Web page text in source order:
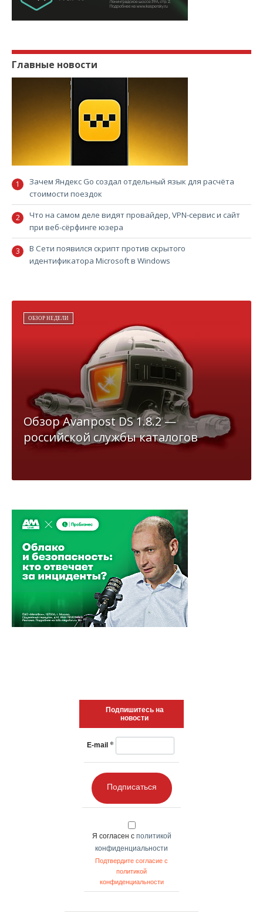
Главные новости
Зачем Яндекс Go создал отдельный язык для расчёта
стоимости поездок
Что на самом деле видят провайдер, VPN-сервис и сайт
при веб-сёрфинге юзера
В Сети появился скрипт против скрытого
идентификатора Microsoft в Windows
ОБЗОР НЕДЕЛИ
Обзор Avanpost DS 1.8.2 —
российской службы каталогов
Подпишитесь на
новости
E-mail *
Подписаться
Я согласен с политикой
конфиденциальности
Подтвердите согласие с
политикой
конфиденциальности